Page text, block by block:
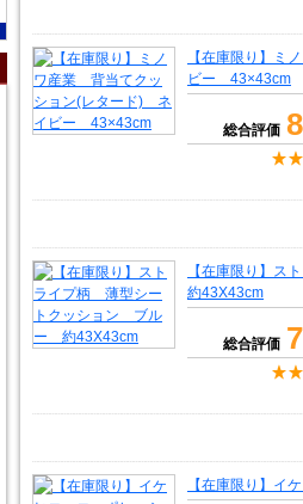
【在庫限り】
ビー 43×43cm
総合評価
【在庫限り】
約43X43cm
総合評価
【在庫限り】